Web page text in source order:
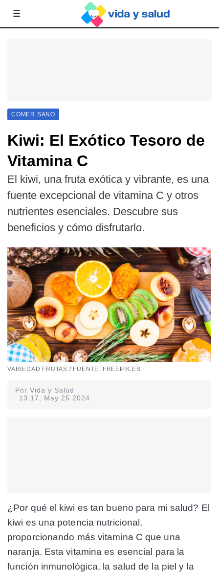
☰
COMER SANO
Kiwi: El Exótico Tesoro de
Vitamina C
El kiwi, una fruta exótica y vibrante, es una
fuente excepcional de vitamina C y otros
nutrientes esenciales. Descubre sus
beneficios y cómo disfrutarlo.
VARIEDAD FRUTAS / FUENTE: FREEPIK.ES
Por Vida y Salud
13:17, May 25 2024
¿Por qué el kiwi es tan bueno para mi salud? El
kiwi es una potencia nutricional,
proporcionando más vitamina C que una
naranja. Esta vitamina es esencial para la
función inmunológica, la salud de la piel y la